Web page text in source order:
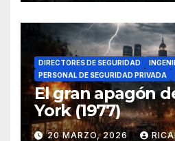
DIRECTORES DE SEGURIDAD
PERSONAL DE SEGURIDAD PRIVADA
El gran apagón
York (1977)
20 MARZO, 2026